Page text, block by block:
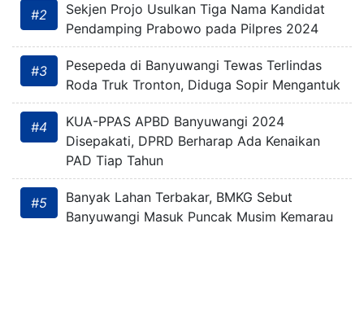
#2
Sekjen Projo Usulkan Tiga Nama Kandidat
Pendamping Prabowo pada Pilpres 2024
#3
Pesepeda di Banyuwangi Tewas Terlindas
Roda Truk Tronton, Diduga Sopir Mengantuk
#4
KUA-PPAS APBD Banyuwangi 2024
Disepakati, DPRD Berharap Ada Kenaikan
PAD Tiap Tahun
#5
Banyak Lahan Terbakar, BMKG Sebut
Banyuwangi Masuk Puncak Musim Kemarau